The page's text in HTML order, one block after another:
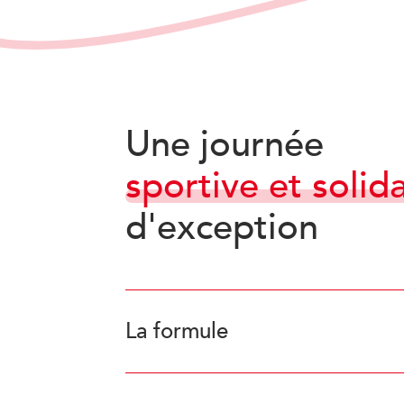
Une journée
sportive et
d'exception
La formule
offerts et servis au Club House dans une